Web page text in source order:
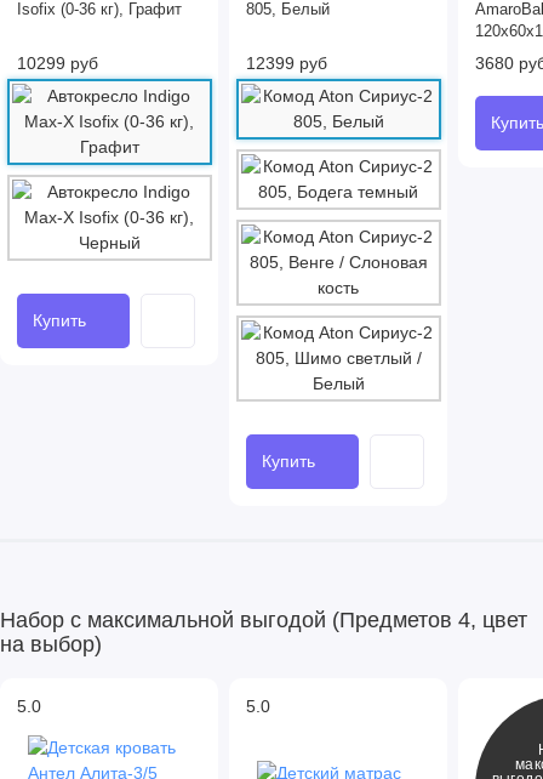
Isofix (0-36 кг), Графит
10299 руб
Купить
805, Белый
12399 руб
Купить
3680
Набор с максимальной выгодой (Предметов 4, цвет
на выбор)
5.0 5.0